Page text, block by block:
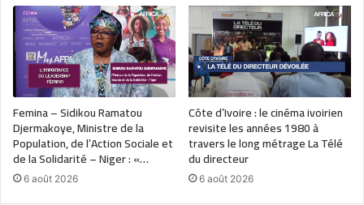
Femina – Sidikou Ramatou
Djermakoye, Ministre de la
Population, de l’Action Sociale et
de la Solidarité – Niger : «…
6 août 2026
Côte d’Ivoire : le cinéma ivoirien
revisite les années 1980 à
travers le long métrage La Télé
du directeur
6 août 2026